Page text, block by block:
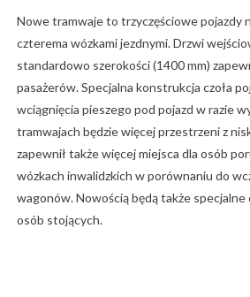
Nowe tramwaje to trzyczęściowe pojazdy
czterema wózkami jezdnymi. Drzwi
standardowo szerokości (1400 mm)
pasażerów. Specjalna konstrukcja czoła
wciągnięcia pieszego pod pojazd w razie
tramwajach będzie więcej przestrzeni z
zapewnił także więcej miejsca dla osób
wózkach inwalidzkich w porównaniu do
wagonów. Nowością będą także
osób stojących.